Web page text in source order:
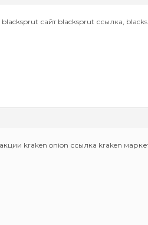
blacksprut сайт blacksprut ссылка,
kraken onion ссылка kraken